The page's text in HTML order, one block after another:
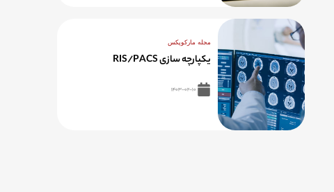
مجله مارکوپکس
یکپارچه سازی RIS/PACS